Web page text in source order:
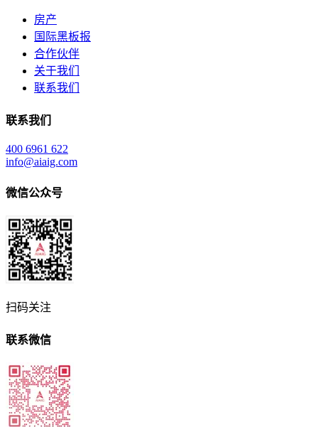
房产
国际黑板报
合作伙伴
关于我们
联系我们
联系我们
400 6961 622
info@aiaig.com
微信公众号
扫码关注
联系微信